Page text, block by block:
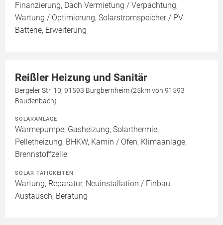
Finanzierung, Dach Vermietung / Verpachtung,
Wartung / Optimierung, Solarstromspeicher / PV
Batterie, Erweiterung
Reißler Heizung und Sanitär
Bergeler Str. 10, 91593 Burgbernheim (25km von 91593
Baudenbach)
SOLARANLAGE
Wärmepumpe, Gasheizung, Solarthermie,
Pelletheizung, BHKW, Kamin / Ofen, Klimaanlage,
Brennstoffzelle
SOLAR TÄTIGKEITEN
Wartung, Reparatur, Neuinstallation / Einbau,
Austausch, Beratung